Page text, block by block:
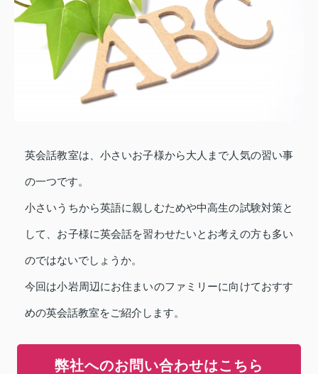
英会話教室は、小さいお子様から大人まで人気の習い事
の一つです。
小さいうちから英語に親しむためや中高生の試験対策と
して、お子様に英会話を習わせたいとお考えの方も多い
のではないでしょうか。
今回は小岩周辺にお住まいのファミリーに向けておすす
めの英会話教室をご紹介します。
弊社へのお問い合わせはこちら